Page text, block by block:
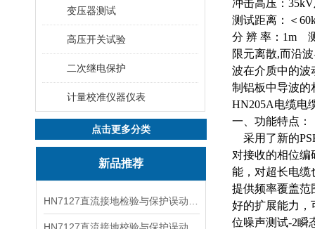
变压器测试
高压开关试验
二次继电保护
计量校准仪器仪表
点击更多分类
新品推荐
冲击高压： 35kV
测试距离：＜
分 辨 率： 1m
限元离散,而沿
波在介质中的波
制铝板中导波的
HN205A电缆电
一、功能特点：
采用了新的
对接收的相位
能，对超长电缆
提供频率覆盖范
好的扩展能力，
位噪声测试-2瞬